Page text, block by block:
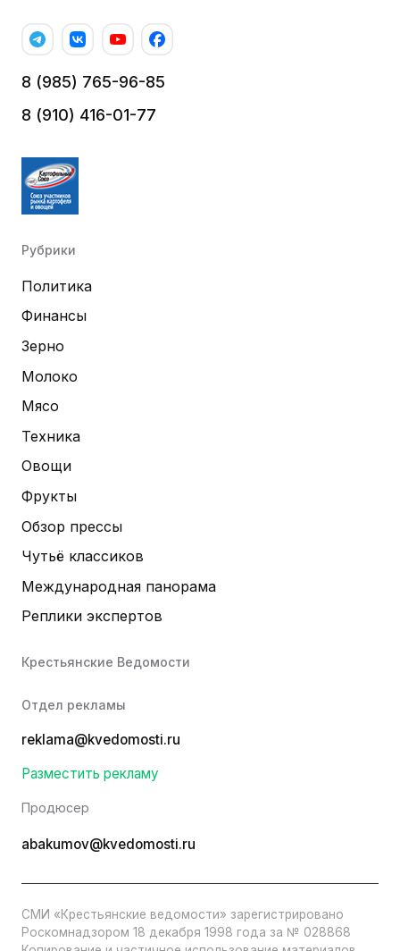
8 (985) 765-96-85
8 (910) 416-01-77
Рубрики
Политика
Финансы
Зерно
Молоко
Мясо
Техника
Овощи
Фрукты
Обзор прессы
Чутьё классиков
Международная панорама
Реплики экспертов
Крестьянские Ведомости
Отдел рекламы
reklama@kvedomosti.ru
Разместить рекламу
Продюсер
abakumov@kvedomosti.ru
СМИ «Крестьянские ведомости» зарегистрировано
Роскомнадзором 18 декабря 1998 года за № 028868